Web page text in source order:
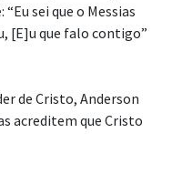
sei que o Messias
[E]u que falo contigo”
de Cristo, Anderson
acreditem que Cristo